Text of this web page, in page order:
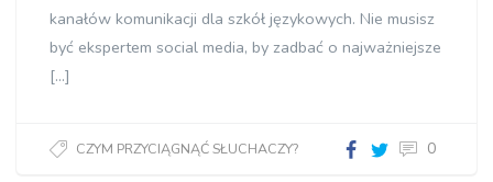
kanałów komunikacji dla szkół językowych. Nie musisz
być ekspertem social media, by zadbać o najważniejsze
[…]
CZYM PRZYCIĄGNĄĆ SŁUCHACZY? 0